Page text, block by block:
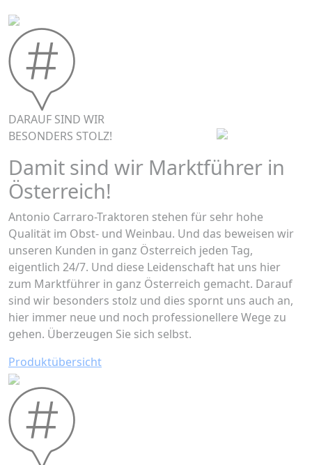
DARAUF SIND WIR
BESONDERS STOLZ!
Damit sind wir Marktführer in
Österreich!
Antonio Carraro-Traktoren stehen für sehr hohe
Qualität im Obst- und Weinbau. Und das beweisen wir
unseren Kunden in ganz Österreich jeden Tag,
eigentlich 24/7. Und diese Leidenschaft hat uns hier
zum Marktführer in ganz Österreich gemacht. Darauf
sind wir besonders stolz und dies spornt uns auch an,
hier immer neue und noch professionellere Wege zu
gehen. Überzeugen Sie sich selbst.
Produktübersicht